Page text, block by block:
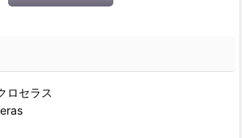
ロセラス